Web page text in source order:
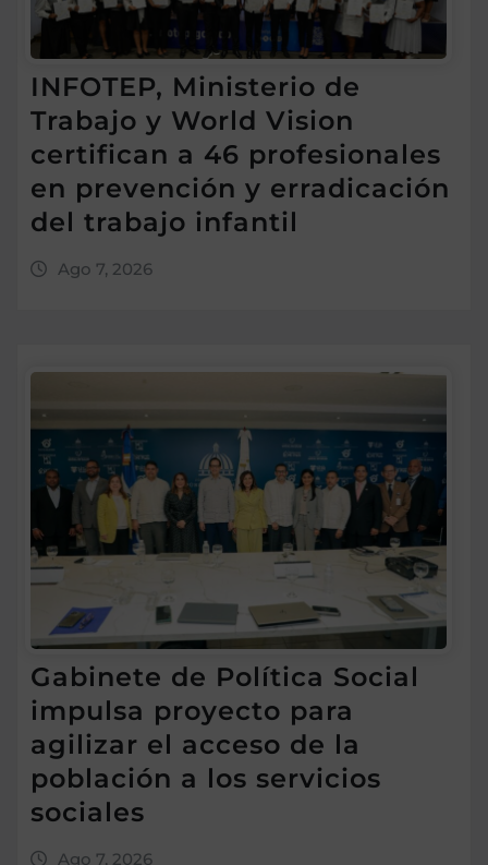
INFOTEP, Ministerio de
Trabajo y World Vision
certifican a 46 profesionales
en prevención y erradicación
del trabajo infantil
Ago 7, 2026
Gabinete de Política Social
impulsa proyecto para
agilizar el acceso de la
población a los servicios
sociales
Ago 7, 2026